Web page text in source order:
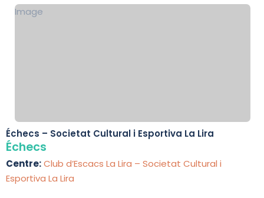
Image
Échecs – Societat Cultural i Esportiva La Lira
Échecs
Centre:Club d’Escacs La Lira – Societat Cultural i
Esportiva La Lira